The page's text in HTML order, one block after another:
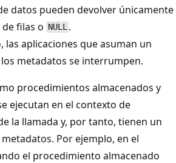
datos pueden devolver únicamente
filas o NULL .
las aplicaciones que asuman un
metadatos se interrumpen.
procedimientos almacenados y
ejecutan en el contexto de
la llamada y, por tanto, tienen un
Por ejemplo, en el
el procedimiento almacenado